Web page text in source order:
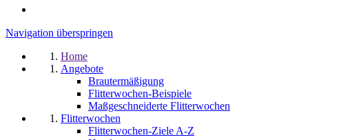
Navigation überspringen
Home
Angebote
Brautermäßigung
Flitterwochen-Beispiele
Maßgeschneiderte Flitterwochen
Flitterwochen
Flitterwochen-Ziele A-Z